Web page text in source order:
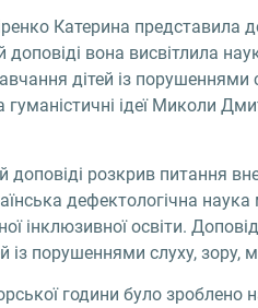
Катерина представила
вона висвітлила
дітей із
ідеї Миколи
доповіді розкрив питання
дефектологічна наука
інклюзивної освіти.
із порушеннями слуху, зору,
години було